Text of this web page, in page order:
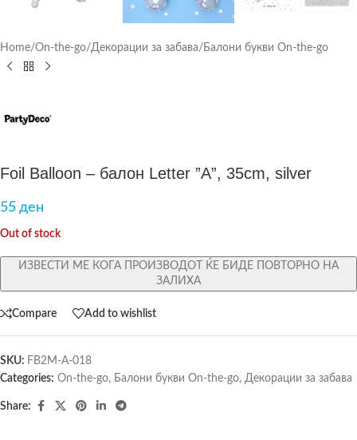
Home/On-the-go/Декорации за забава/ Балони букви On-the-go
Foil Balloon – балон Letter ”A”, 35cm, silver
55 ден
Out of stock
ИЗВЕСТИ МЕ КОГА ПРОИЗВОДОТ ЌЕ БИДЕ ПОВТОРНО НА
ЗАЛИХА
Compare Add to wishlist
SKU: FB2M-A-018
Categories: On-the-go, Балони букви On-the-go, Декорации за забава
Share: